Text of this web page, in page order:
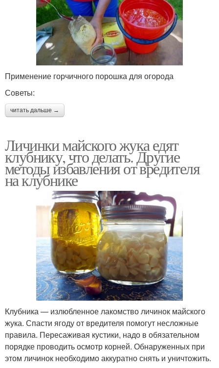
Применение горчичного порошка для огорода
Советы:
читать дальше →
Личинки майского жука едят
клубнику, что делать. Другие
методы избавления от вредителя
на клубнике
Клубника — излюбленное лакомство личинок майского
жука. Спасти ягоду от вредителя помогут несложные
правила. Пересаживая кустики, надо в обязательном
порядке проводить осмотр корней. Обнаруженных при
этом личинок необходимо аккуратно снять и уничтожить.